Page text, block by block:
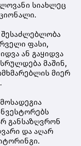
სიახლეც
შესაძლებლობა
ფასი,
ან გაყიდვა
მაშინ,
მიერ
განსაზღვრონ
და აღარ